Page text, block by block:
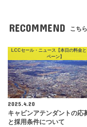
RECOMMEND こち
LCCセール・ニュース【本日の料金
ペーン】
2025.4.20
キャビンアテンダントの応
と採用条件について